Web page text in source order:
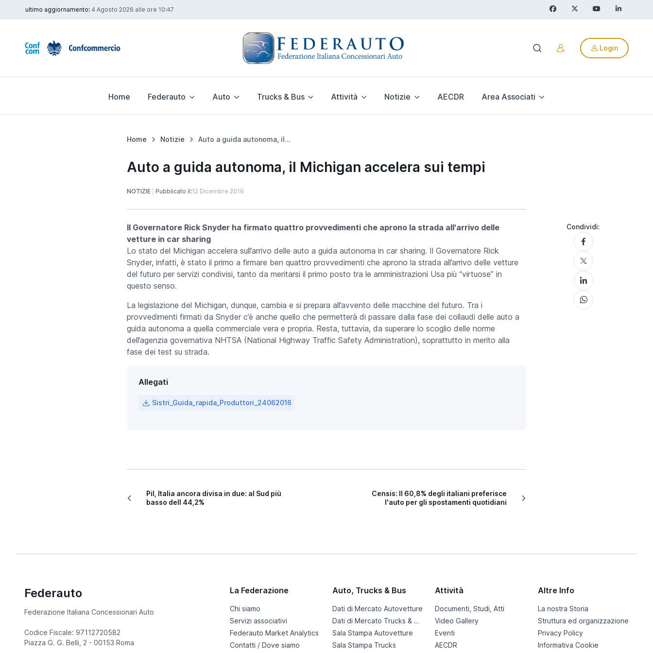
ultimo aggiornamento: 4 Agosto 2026 alle ore 10:47
Login
Home Federauto Auto Trucks & Bus Attività Notizie AECDR Area Associati
Home Notizie Auto a guida autonoma, il Michigan accelera sui tempi
Auto a guida autonoma, il Michigan accelera sui tempi
NOTIZIE Pubblicato il:12 Dicembre 2016
Il Governatore Rick Snyder ha firmato quattro provvedimenti che aprono la strada all'arrivo delle
vetture in car sharing
Lo stato del Michigan accelera sull’arrivo delle auto a guida autonoma in car sharing. Il Governatore Rick
Snyder, infatti, è stato il primo a firmare ben quattro provvedimenti che aprono la strada all’arrivo delle vetture
del futuro per servizi condivisi, tanto da meritarsi il primo posto tra le amministrazioni Usa più “virtuose” in
questo senso.
La legislazione del Michigan, dunque, cambia e si prepara all’avvento delle macchine del futuro. Tra i
provvedimenti firmati da Snyder c’è anche quello che permetterà di passare dalla fase dei collaudi delle auto a
guida autonoma a quella commerciale vera e propria. Resta, tuttavia, da superare lo scoglio delle norme
dell’agenzia governativa NHTSA (National Highway Traffic Safety Administration), soprattutto in merito alla
fase dei test su strada.
Allegati
Sistri_Guida_rapida_Produttori_24062016
Pil, Italia ancora divisa in due: al Sud più
basso dell 44,2%
Censis: Il 60,8% degli italiani preferisce
l'auto per gli spostamenti quotidiani
Condividi:
Federauto
Federazione Italiana Concessionari Auto
Codice Fiscale: 97112720582
Piazza G. G. Belli, 2 - 00153 Roma
La Federazione
Chi siamo
Servizi associativi
Federauto Market Analytics
Contatti / Dove siamo
Auto, Trucks & Bus
Dati di Mercato Autovetture
Dati di Mercato Trucks & Bus
Sala Stampa Autovetture
Sala Stampa Trucks
Attività
Documenti, Studi, Atti
Video Gallery
Eventi
AECDR
Altre Info
La nostra Storia
Struttura ed organizzazione
Privacy Policy
Informativa Cookie